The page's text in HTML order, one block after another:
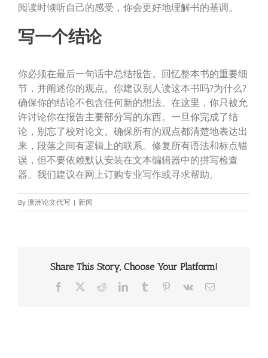
阅读时倾听自己的感受，你会更好地理解书的基调。
写一个结论
你必须在最后一句话中总结报告。回忆整本书的重要细
节，并阐述你的观点。你建议别人读这本书吗?为什么?
确保你的结论不包含任何新的想法。在这里，你只被允
许讨论你在报告主要部分写的东西。一旦你完成了结
论，别忘了校对论文。确保所有的观点都清楚地表达出
来，段落之间有逻辑上的联系。修复所有语法和标点错
误，但不要依赖默认安装在文本编辑器中的拼写检查
器。我们建议在网上订购专业写作或寻求帮助。
By 澳洲论文代写 | 新闻
Share This Story, Choose Your Platform!
Facebook RedditLinkedInTumblr Pinterest
Vk Email